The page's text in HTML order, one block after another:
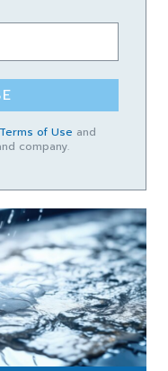
Terms of Use and
company.